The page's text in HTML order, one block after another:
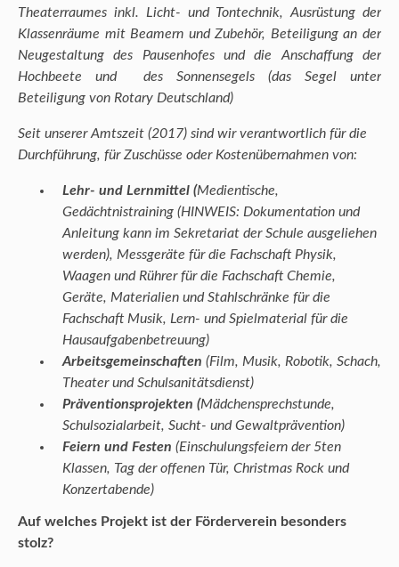
Theaterraumes inkl. Licht- und Tontechnik, Ausrüstung der
Klassenräume mit Beamern und Zubehör, Beteiligung an der
Neugestaltung des Pausenhofes und die Anschaffung der
Hochbeete und des Sonnensegels (das Segel unter
Beteiligung von Rotary Deutschland)
Seit unserer Amtszeit (2017) sind wir verantwortlich für die
Durchführung, für Zuschüsse oder Kostenübernahmen von:
Lehr- und Lernmittel (Medientische,
Gedächtnistraining (HINWEIS: Dokumentation und
Anleitung kann im Sekretariat der Schule ausgeliehen
werden), Messgeräte für die Fachschaft Physik,
Waagen und Rührer für die Fachschaft Chemie,
Geräte, Materialien und Stahlschränke für die
Fachschaft Musik, Lern- und Spielmaterial für die
Hausaufgabenbetreuung)
Arbeitsgemeinschaften (Film, Musik, Robotik, Schach,
Theater und Schulsanitätsdienst)
Präventionsprojekten (Mädchensprechstunde,
Schulsozialarbeit, Sucht- und Gewaltprävention)
Feiern und Festen (Einschulungsfeiern der 5ten
Klassen, Tag der offenen Tür, Christmas Rock und
Konzertabende)
Auf welches Projekt ist der Förderverein besonders
stolz?